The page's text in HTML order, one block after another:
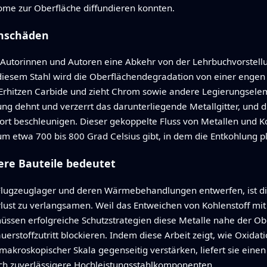
zur Oberfläche diffundieren konnten.
und Autoren eine Abkehr von der
Stahl wird die Oberflächendegradation von einer
Carbide und zieht Chrom sowie andere
dehnt und verzerrt das darunterliegende Metallgitter, und
beschleunigen. Dieser gekoppelte Fluss von Metallen und
etwa 700 bis 800 Grad Celsius gibt, in dem die Entkohlung
Bauteile bedeutet
und deren Wärmebehandlungen entwerfen, ist
zu verlangsamen. Weil das Entweichen von Kohlenstoff
erfolgreiche Schutzstrategien diese Metalle nahe der
blockieren. Indem diese Arbeit zeigt, wie
Skala gegenseitig verstärken, liefert sie
zuverlässigere Hochleistungsstahlkomponenten.